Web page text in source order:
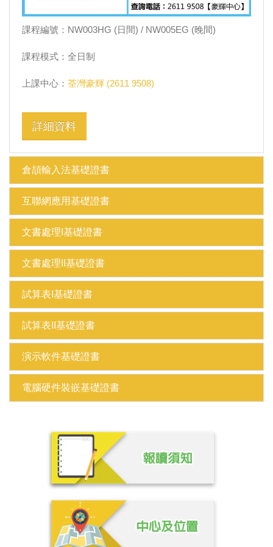
課程編號：NW003HG (日間) / NW005EG (晚間)
課程模式：全日制
上課中心： 荃灣豪輝 (2611 9508)
詳細資料
倉頡輸入法基礎證書
互聯網應用基礎證書
文書處理I基礎證書
文書處理II基礎證書
試算表I基礎證書
試算表II基礎證書
演示軟件基礎證書
電腦硬件裝嵌基礎證書